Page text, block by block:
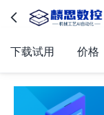

下载试用 价格